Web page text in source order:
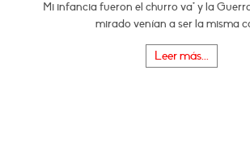
Mi infancia fueron el churro va* y la
mirado venían a ser la misma
Leer más...